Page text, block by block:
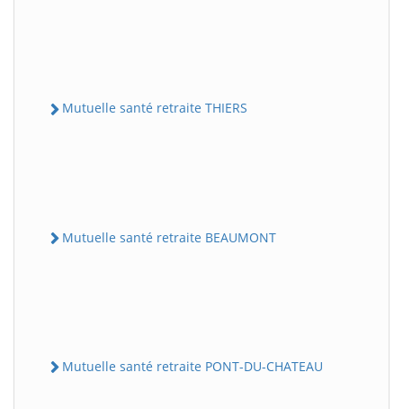
Mutuelle santé retraite THIERS
Mutuelle santé retraite BEAUMONT
Mutuelle santé retraite PONT-DU-CHATEAU